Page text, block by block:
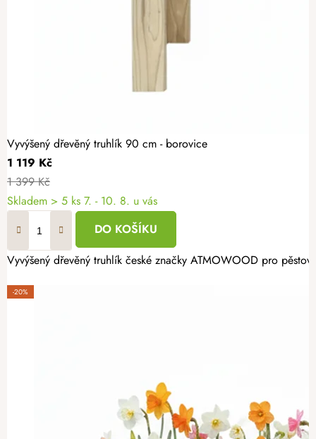
Vyvýšený dřevěný truhlík 90 cm - borovice
1 119 Kč
1 399 Kč
Skladem > 5 ks 7. - 10. 8. u vás
DO KOŠÍKU
Vyvýšený dřevěný truhlík české značky ATMOWOOD pro
-20%